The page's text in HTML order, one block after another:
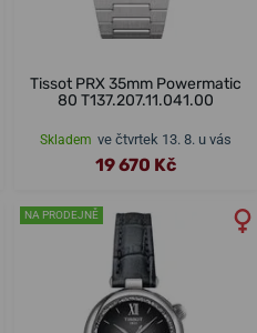
Tissot PRX 35mm Powermatic
80 T137.207.11.041.00
Skladem ve čtvrtek 13. 8. u vás
19 670 Kč
NA PRODEJNĚ